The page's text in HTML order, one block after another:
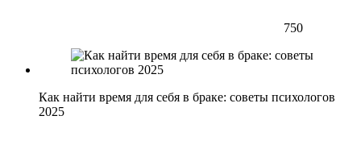
750
Как найти время для себя в браке: советы психологов
2025